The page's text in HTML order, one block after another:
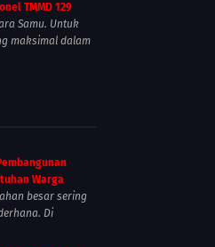
TMMD 129
Samu. Untuk
maksimal dalam
Warga
besar sering
Di